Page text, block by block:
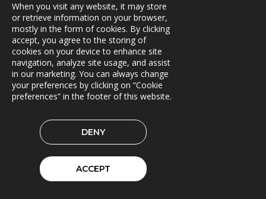
2021-03-29
TRACS Flow i drift hos Söderhamns LBC
2021-03-15
Kunderna nöjda med Triona
2021-03-08
Ny version av TRACS Flow
2021-02-26
Webinar med RoadCloud
2021-02-24
Nya lokaler i Oslo
When you visit any website, it may store
or retrieve information on your browser,
mostly in the form of cookies. By clicking
accept, you agree to the storing of
cookies on your device to enhance site
navigation, analyze site usage, and assist
in our marketing. You can always change
your preferences by clicking on “Cookie
preferences” in the footer of this website.
DENY
ACCEPT